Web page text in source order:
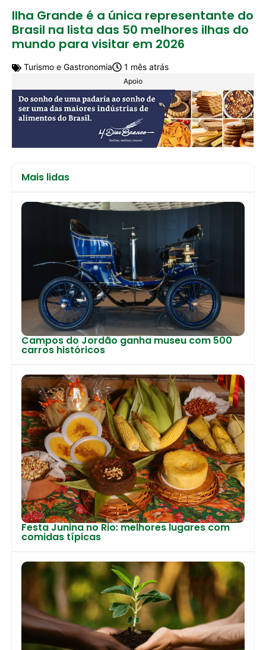
Ilha Grande é a única representante do
Brasil na lista das 50 melhores ilhas do
mundo para visitar em 2026
Turismo e Gastronomia 1 mês atrás
Apoio
Mais lidas
Campos do Jordão ganha museu com 500
carros históricos
Festa Junina no Rio: melhores lugares com
comidas típicas